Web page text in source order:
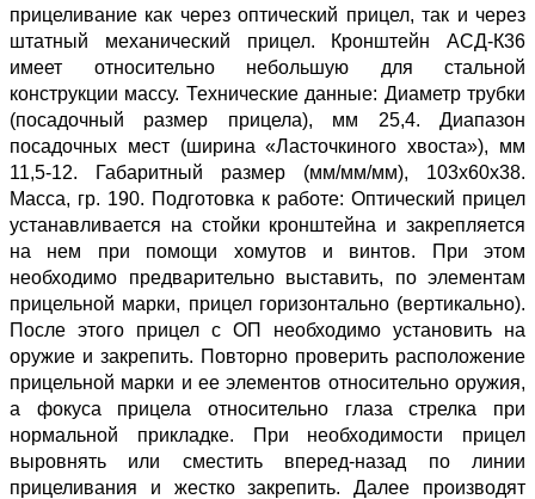
прицеливание как через оптический прицел, так и через
штатный механический прицел. Кронштейн АСД-К36
имеет относительно небольшую для стальной
конструкции массу. Технические данные: Диаметр трубки
(посадочный размер прицела), мм 25,4. Диапазон
посадочных мест (ширина «Ласточкиного хвоста»), мм
11,5-12. Габаритный размер (мм/мм/мм), 103х60х38.
Масса, гр. 190. Подготовка к работе: Оптический прицел
устанавливается на стойки кронштейна и закрепляется
на нем при помощи хомутов и винтов. При этом
необходимо предварительно выставить, по элементам
прицельной марки, прицел горизонтально (вертикально).
После этого прицел с ОП необходимо установить на
оружие и закрепить. Повторно проверить расположение
прицельной марки и ее элементов относительно оружия,
а фокуса прицела относительно глаза стрелка при
нормальной прикладке. При необходимости прицел
выровнять или сместить вперед-назад по линии
прицеливания и жестко закрепить. Далее производят